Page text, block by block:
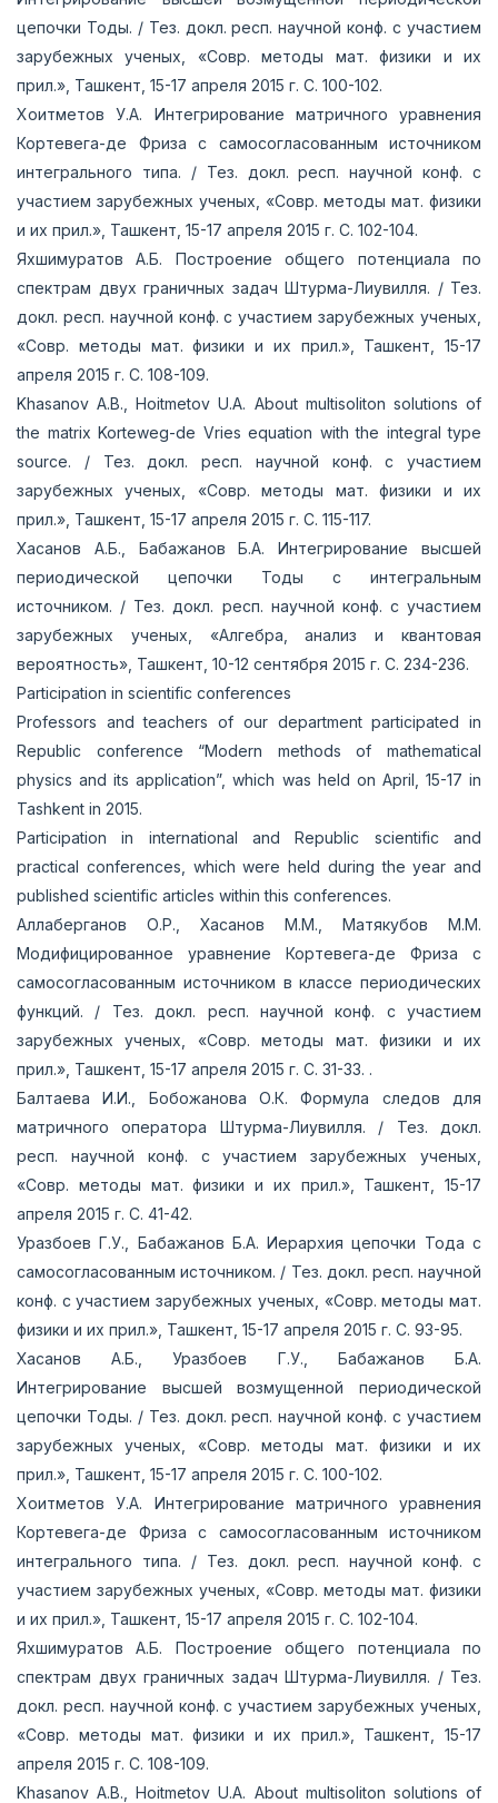
цепочки Тоды. / Тез. докл. респ. научной конф. с участием
зарубежных ученых, «Совр. методы мат. физики и их
прил.», Ташкент, 15-17 апреля 2015 г. С. 100-102.
Хоитметов У.А. Интегрирование матричного уравнения
Кортевега-де Фриза с самосогласованным источником
интегрального типа. / Тез. докл. респ. научной конф. с
участием зарубежных ученых, «Совр. методы мат. физики
и их прил.», Ташкент, 15-17 апреля 2015 г. С. 102-104.
Яхшимуратов А.Б. Построение общего потенциала по
спектрам двух граничных задач Штурма-Лиувилля. / Тез.
докл. респ. научной конф. с участием зарубежных ученых,
«Совр. методы мат. физики и их прил.», Ташкент, 15-17
апреля 2015 г. С. 108-109.
Khasanov A.B., Hoitmetov U.A. About multisoliton solutions of
the matrix Korteweg-de Vries equation with the integral type
source. / Тез. докл. респ. научной конф. с участием
зарубежных ученых, «Совр. методы мат. физики и их
прил.», Ташкент, 15-17 апреля 2015 г. С. 115-117.
Хасанов А.Б., Бабажанов Б.А. Интегрирование высшей
периодической цепочки Тоды с интегральным
источником. / Тез. докл. респ. научной конф. с участием
зарубежных ученых, «Алгебра, анализ и квантовая
вероятность», Ташкент, 10-12 сентября 2015 г. С. 234-236.
Participation in scientific conferences
Professors and teachers of our department participated in
Republic conference “Modern methods of mathematical
physics and its application”, which was held on April, 15-17 in
Tashkent in 2015.
Participation in international and Republic scientific and
practical conferences, which were held during the year and
published scientific articles within this conferences.
Аллаберганов О.Р., Хасанов М.М., Матякубов М.М.
Модифицированное уравнение Кортевега-де Фриза с
самосогласованным источником в классе периодических
функций. / Тез. докл. респ. научной конф. с участием
зарубежных ученых, «Совр. методы мат. физики и их
прил.», Ташкент, 15-17 апреля 2015 г. С. 31-33. .
Балтаева И.И., Бобожанова О.К. Формула следов для
матричного оператора Штурма-Лиувилля. / Тез. докл.
респ. научной конф. с участием зарубежных ученых,
«Совр. методы мат. физики и их прил.», Ташкент, 15-17
апреля 2015 г. С. 41-42.
Уразбоев Г.У., Бабажанов Б.А. Иерархия цепочки Тода с
самосогласованным источником. / Тез. докл. респ. научной
конф. с участием зарубежных ученых, «Совр. методы мат.
физики и их прил.», Ташкент, 15-17 апреля 2015 г. С. 93-95.
Хасанов А.Б., Уразбоев Г.У., Бабажанов Б.А.
Интегрирование высшей возмущенной периодической
цепочки Тоды. / Тез. докл. респ. научной конф. с участием
зарубежных ученых, «Совр. методы мат. физики и их
прил.», Ташкент, 15-17 апреля 2015 г. С. 100-102.
Хоитметов У.А. Интегрирование матричного уравнения
Кортевега-де Фриза с самосогласованным источником
интегрального типа. / Тез. докл. респ. научной конф. с
участием зарубежных ученых, «Совр. методы мат. физики
и их прил.», Ташкент, 15-17 апреля 2015 г. С. 102-104.
Яхшимуратов А.Б. Построение общего потенциала по
спектрам двух граничных задач Штурма-Лиувилля. / Тез.
докл. респ. научной конф. с участием зарубежных ученых,
«Совр. методы мат. физики и их прил.», Ташкент, 15-17
апреля 2015 г. С. 108-109.
Khasanov A.B., Hoitmetov U.A. About multisoliton solutions of